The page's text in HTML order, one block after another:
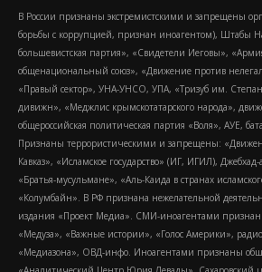
В России признаны экстремистскими и запрещены
борьбы с коррупцией, признан иноагентом), Штабы
большевистская партия», «Свидетели Иеговы»,
общенациональный союз», «Движение против
«Правый сектор», УНА-УНСО, УПА, «Тризуб им.
дивижн», «Меджлис крымскотатарского народа»,
общероссийская политическая партия «Воля», АУЕ,
Признаны террористическими и запрещены:
Кавказ», «Исламское государство» (ИГ, ИГИЛ),
«Братья-мусульмане», «Аль-Каида в странах
«Колумбайн». В РФ признана нежелательной
издания «Проект Медиа». СМИ-иноагентами
«Медуза», «Важные истории», «Голос Америки»,
«Медиазона», ОВД-инфо. Иноагентами признаны